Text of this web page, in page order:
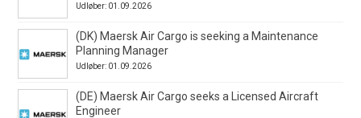
Udløber: 01.09.2026
(DK) Maersk Air Cargo is seeking a Maintenance
Planning Manager
Udløber: 01.09.2026
(DE) Maersk Air Cargo seeks a Licensed Aircraft
Engineer